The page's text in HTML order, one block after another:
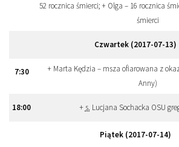
52 rocznica śmierci; + Olga – 16 rocznica
śmierci
Czwartek (2017-07-13)
7:30
+ Marta Kędzia – msza ofiarowana z
Anny)
18:00 + s. Lucjana Sochacka OSU
Piątek (2017-07-14)